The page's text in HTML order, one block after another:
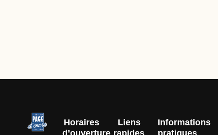
Horaires
d’ouverture
Liens
rapides
Informations
pratiques